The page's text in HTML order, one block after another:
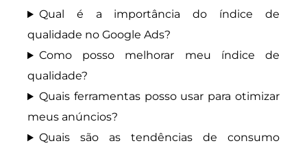
Qual é a importância do índice de
qualidade no Google Ads?
Como posso melhorar meu índice de
qualidade?
Quais ferramentas posso usar para otimizar
meus anúncios?
Quais são as tendências de consumo